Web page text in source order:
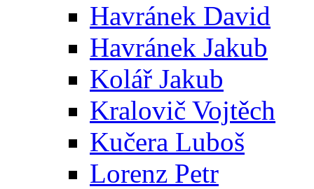
Havránek David
Havránek Jakub
Kolář Jakub
Kralovič Vojtěch
Kučera Luboš
Lorenz Petr